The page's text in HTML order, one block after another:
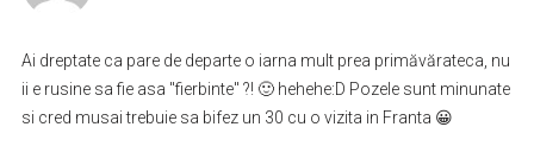
Ai dreptate ca pare de departe o iarna mult prea primăvărateca, nu
ii e rusine sa fie asa ''fierbinte'' ?! 🙂 hehehe:D Pozele sunt minunate
si cred musai trebuie sa bifez un 30 cu o vizita in Franta 😀